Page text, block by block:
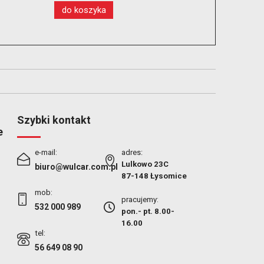
do koszyka
Szybki kontakt
e-mail:
biuro@wulcar.com.pl
mob:
532 000 989
tel:
56 649 08 90
adres:
Lulkowo 23C
87-148 Łysomice
pracujemy:
pon.- pt. 8.00-
16.00